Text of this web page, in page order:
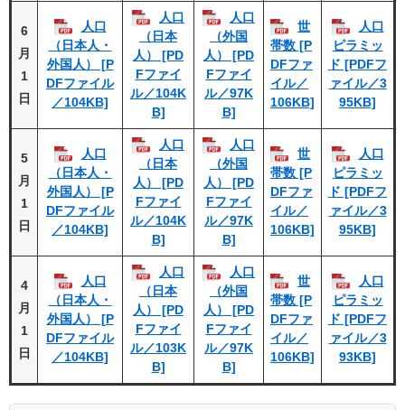
6
月
1
日
人口
（日本人・
外国人） [P
DFファイル
／104KB]
人口
（日本
人） [PD
Fファイ
ル／104K
B]
人口
（外国
人） [PD
Fファイ
ル／97K
B]
世
帯数 [P
DFファ
イル／
106KB]
人口
ピラミッ
ド [PDFフ
ァイル／3
95KB]
5
月
1
日
人口
（日本人・
外国人） [P
DFファイル
／104KB]
人口
（日本
人） [PD
Fファイ
ル／104K
B]
人口
（外国
人） [PD
Fファイ
ル／97K
B]
世
帯数 [P
DFファ
イル／
106KB]
人口
ピラミッ
ド [PDFフ
ァイル／3
95KB]
4
月
1
日
人口
（日本人・
外国人） [P
DFファイル
／104KB]
人口
（日本
人） [PD
Fファイ
ル／103K
B]
人口
（外国
人） [PD
Fファイ
ル／97K
B]
世
帯数 [P
DFファ
イル／
106KB]
人口
ピラミッ
ド [PDFフ
ァイル／3
93KB]